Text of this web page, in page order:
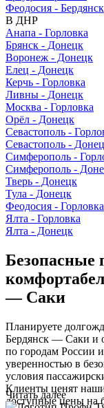
Феодосия - Бердянск
В ДНР
Анапа - Горловка
Брянск - Донецк
Воронеж - Донецк
Елец - Донецк
Керчь - Горловка
Ливны - Донецк
Москва - Горловка
Орёл - Донецк
Севастополь -
Севастополь -
Симферополь -
Симферополь -
Тверь - Донецк
Тула - Донецк
Феодосия - Горловка
Ялта - Горловка
Ялта - Донецк
Безопасные
— Саки
Планируете
Бердянск — Саки и
по городам России
уверенностью в
условия
Клиенты ценят наши
доступные цены на
Читать далее